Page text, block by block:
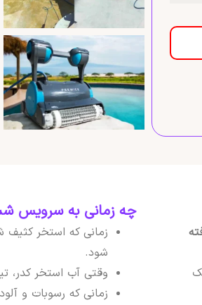
چه زمانی به سرویس
زمانی که استخر کثیف
شود.
وقتی آب استخر کدر،
زمانی که رسوبات و